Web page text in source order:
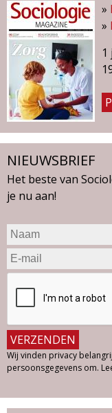
»
»
1
NIEUWSBRIEF
Het beste van
je nu aan!
Wij vinden privacy
persoonsgegevens om.